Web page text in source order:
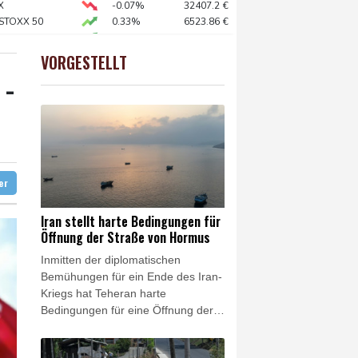
Präsidenten Espriella
Metastasen gebildet
des Bundes geknüpft
-0.07% 32407.2 €
50
0.33% 6523.86 €
0.68%
0.32%
VORGESTELLT
Iran stellt harte Bedingungen für
Öffnung der Straße von Hormus
Inmitten der diplomatischen
Bemühungen für ein Ende des Iran-
Kriegs hat Teheran harte
Bedingungen für eine Öffnung der
Außenminister Abbas Araghtschi